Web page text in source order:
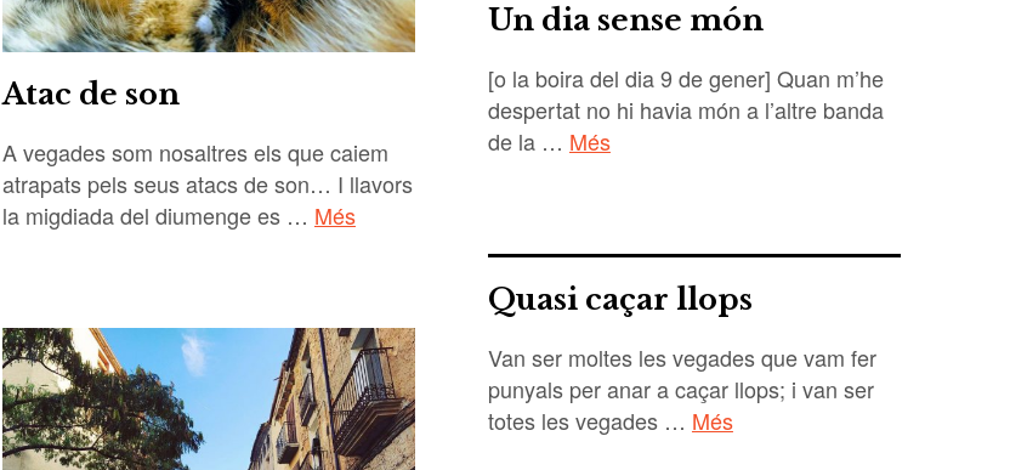
Atac de son
A vegades som nosaltres els que caiem
atrapats pels seus atacs de son… I llavors
la migdiada del diumenge es … Més
Un dia sense món
[o la boira del dia 9 de gener] Quan m’he
despertat no hi havia món a l’altre banda
de la … Més
Quasi caçar llops
Van ser moltes les vegades que vam fer
punyals per anar a caçar llops; i van ser
totes les vegades … Més